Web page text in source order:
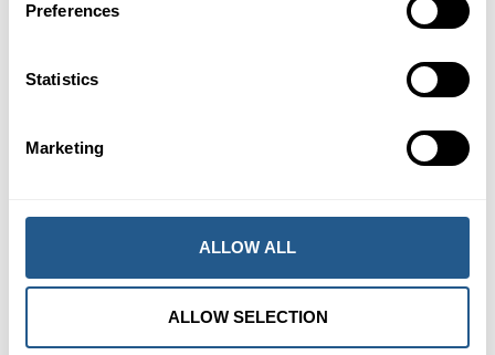
Preferences
Statistics
Marketing
ALLOW ALL
ALLOW SELECTION